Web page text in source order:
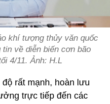
khí tượng thủy văn quốc
về diễn biến cơn bão
4/11. Ảnh: H.L
rất mạnh, hoàn lưu
trực tiếp đến các